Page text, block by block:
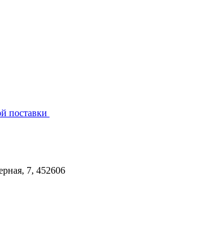
поставки
7, 452606